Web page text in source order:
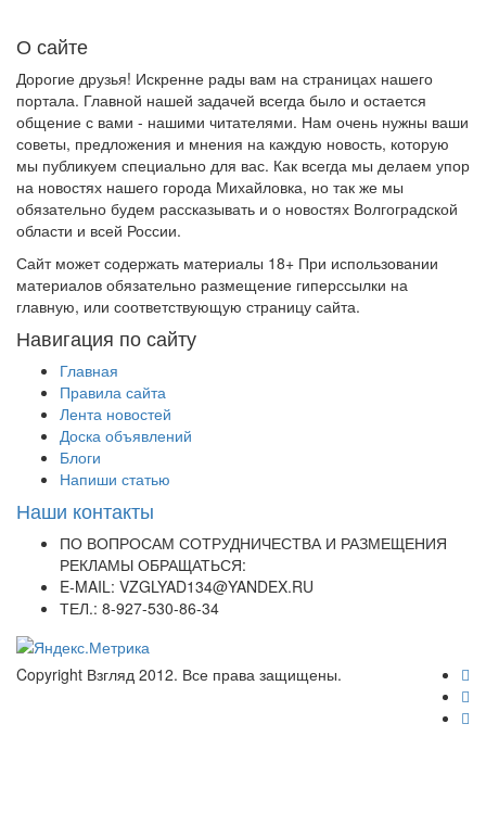
О сайте
Дорогие друзья! Искренне рады вам на страницах нашего
портала. Главной нашей задачей всегда было и остается
общение с вами - нашими читателями. Нам очень нужны ваши
советы, предложения и мнения на каждую новость, которую
мы публикуем специально для вас. Как всегда мы делаем упор
на новостях нашего города Михайловка, но так же мы
обязательно будем рассказывать и о новостях Волгоградской
области и всей России.
Сайт может содержать материалы 18+ При использовании
материалов обязательно размещение гиперссылки на
главную, или соответствующую страницу сайта.
Навигация по сайту
Главная
Правила сайта
Лента новостей
Доска объявлений
Блоги
Напиши статью
Наши контакты
ПО ВОПРОСАМ СОТРУДНИЧЕСТВА И РАЗМЕЩЕНИЯ
РЕКЛАМЫ ОБРАЩАТЬСЯ:
E-MAIL: VZGLYAD134@YANDEX.RU
ТЕЛ.: 8-927-530-86-34
Copyright Взгляд 2012. Все права защищены.